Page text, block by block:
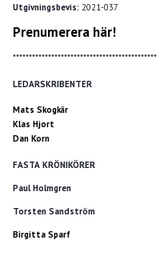
Utgivningsbevis: 2021-037
Prenumerera här!
*********************************************
LEDARSKRIBENTER
Mats Skogkär
Klas Hjort
Dan Korn
FASTA KRÖNIKÖRER
Paul Holmgren
Torsten Sandström
Birgitta Sparf